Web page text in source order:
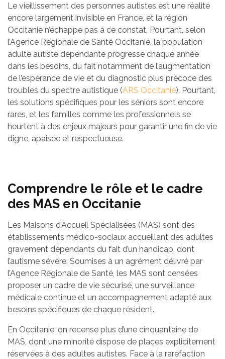
Le vieillissement des personnes autistes est une réalité
encore largement invisible en France, et la région
Occitanie n’échappe pas à ce constat. Pourtant, selon
l’Agence Régionale de Santé Occitanie, la population
adulte autiste dépendante progresse chaque année
dans les besoins, du fait notamment de l’augmentation
de l’espérance de vie et du diagnostic plus précoce des
troubles du spectre autistique (ARS Occitanie). Pourtant,
les solutions spécifiques pour les séniors sont encore
rares, et les familles comme les professionnels se
heurtent à des enjeux majeurs pour garantir une fin de vie
digne, apaisée et respectueuse.
Comprendre le rôle et le cadre
des MAS en Occitanie
Les Maisons d’Accueil Spécialisées (MAS) sont des
établissements médico-sociaux accueillant des adultes
gravement dépendants du fait d’un handicap, dont
l’autisme sévère. Soumises à un agrément délivré par
l’Agence Régionale de Santé, les MAS sont censées
proposer un cadre de vie sécurisé, une surveillance
médicale continue et un accompagnement adapté aux
besoins spécifiques de chaque résident.
En Occitanie, on recense plus d’une cinquantaine de
MAS, dont une minorité dispose de places explicitement
réservées à des adultes autistes. Face à la raréfaction